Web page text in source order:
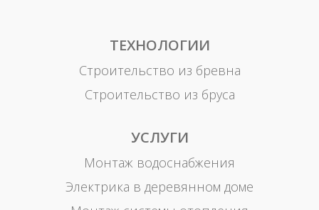
ТЕХНОЛОГИИ
Строительство из бревна
Строительство из бруса
УСЛУГИ
Монтаж водоснабжения
Электрика в деревянном доме